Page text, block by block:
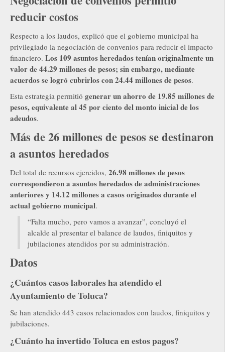
reducir costos
Respecto a los laudos, explicó que el gobierno municipal ha
privilegiado la negociación de convenios para reducir el impacto
financiero. Los 109 asuntos heredados tenían originalmente un
valor de 44.29 millones de pesos; sin embargo, mediante
acuerdos se logró cubrirlos con 24.44 millones de pesos.
Esta estrategia permitió generar un ahorro de 19.85 millones de
pesos, equivalente al 45 por ciento del monto inicial de los
adeudos.
Más de 26 millones de pesos se destinaron
a asuntos heredados
Del total de recursos ejercidos, 26.98 millones de pesos
correspondieron a asuntos heredados de administraciones
anteriores y 14.12 millones a casos originados durante el
actual gobierno municipal.
“Falta mucho, pero vamos a avanzar”, concluyó el
alcalde al presentar el balance de laudos, finiquitos y
jubilaciones atendidos por su administración.
Datos
¿Cuántos casos laborales ha atendido el
Ayuntamiento de Toluca?
Se han atendido 443 casos relacionados con laudos, finiquitos y
jubilaciones.
¿Cuánto ha invertido Toluca en estos pagos?